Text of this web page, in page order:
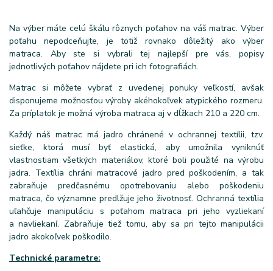
Na výber máte celú škálu rôznych poťahov na váš matrac. Výber
poťahu nepodceňujte, je totiž rovnako dôležitý ako výber
matraca. Aby ste si vybrali tej najlepší pre vás, popisy
jednotlivých poťahov nájdete pri ich fotografiách.
Matrac si môžete vybrať z uvedenej ponuky veľkostí, avšak
disponujeme možnosťou výroby akéhokoľvek atypického rozmeru.
Za príplatok je možná výroba matraca aj v dĺžkach 210 a 220 cm.
Každý náš matrac má jadro chránené v ochrannej textílii, tzv.
sieťke, ktorá musí byť elastická, aby umožnila vyniknúť
vlastnostiam všetkých materiálov, ktoré boli použité na výrobu
jadra. Textília chráni matracové jadro pred poškodením, a tak
zabraňuje predčasnému opotrebovaniu alebo poškodeniu
matraca, čo významne predlžuje jeho životnosť. Ochranná textília
uľahčuje manipuláciu s poťahom matraca pri jeho vyzliekaní
a navliekaní. Zabraňuje tiež tomu, aby sa pri tejto manipulácii
jadro akokoľvek poškodilo.
Technické parametre: